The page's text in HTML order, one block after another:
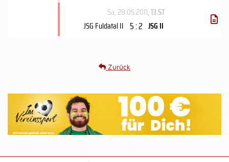
Sa, 28.05.2011, 13.ST
JSG Fuldatal II 5 : 2 JSG II
Zurück